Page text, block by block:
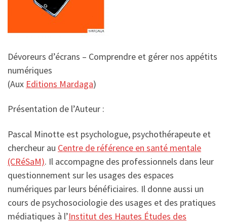
Dévoreurs d’écrans – Comprendre et gérer nos appétits
numériques
(Aux Editions Mardaga)
Présentation de l’Auteur :
Pascal Minotte est psychologue, psychothérapeute et
chercheur au Centre de référence en santé mentale
(CRéSaM). Il accompagne des professionnels dans leur
questionnement sur les usages des espaces
numériques par leurs bénéficiaires. Il donne aussi un
cours de psychosociologie des usages et des pratiques
médiatiques à l’Institut des Hautes Études des